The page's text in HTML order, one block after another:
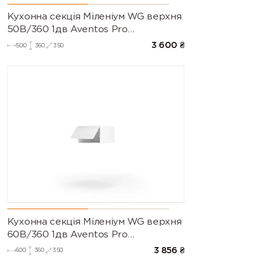
Кухонна секція Міленіум WG верхня
50В/360 1дв Aventos Pro
Blum(Білий/Глянець Білий)
500 360 350 3 600 ₴
Кухонна секція Міленіум WG верхня
60В/360 1дв Aventos Pro
Blum(Білий/Глянець Білий (Серія М))
600 360 350 3 856 ₴